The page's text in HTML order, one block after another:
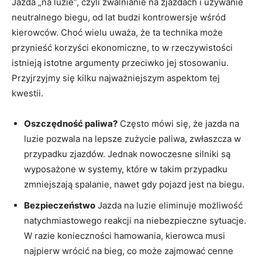
neutralnego biegu, od lat budzi kontrowersje wśród
kierowców. Choć wielu uważa, że ta technika może
przynieść korzyści ekonomiczne, to w rzeczywistości
istnieją istotne argumenty przeciwko jej stosowaniu.
Przyjrzyjmy się kilku najważniejszym aspektom tej
kwestii.
Oszczędność paliwa? Często mówi się, że jazda na
luzie pozwala na lepsze zużycie paliwa, zwłaszcza w
przypadku zjazdów. Jednak nowoczesne silniki są
wyposażone w systemy, które w takim przypadku
zmniejszają spalanie, nawet gdy pojazd jest na biegu.
Bezpieczeństwo Jazda na luzie eliminuje możliwość
natychmiastowego reakcji na niebezpieczne sytuacje.
W razie konieczności hamowania, kierowca musi
najpierw wrócić na bieg, co może zajmować cenne